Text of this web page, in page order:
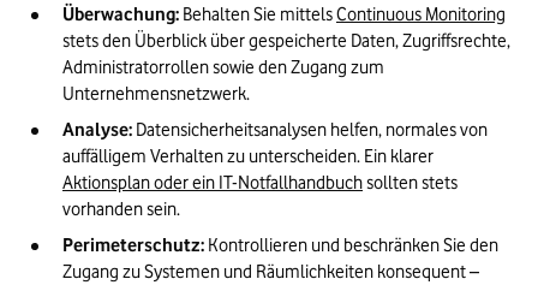
Überwachung: Behalten Sie mittels Continuous Monitoring
stets den Überblick über gespeicherte Daten, Zugriffsrechte,
Administratorrollen sowie den Zugang zum
Unternehmensnetzwerk.
Analyse: Datensicherheitsanalysen helfen, normales von
Aktionsplan oder ein IT-Notfallhandbuch sollten stets
vorhanden sein.
Perimeterschutz: Kontrollieren und beschränken Sie den
Zugang zu Systemen und Räumlichkeiten konsequent –